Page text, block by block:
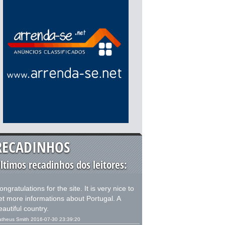
recadinhos dos leitores:
for the site. It is very nice to
more informations about Portugal. A
country.
Smith 2016-07-30 23:39:20